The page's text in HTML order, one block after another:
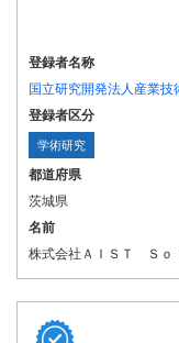
登録者名称
国立研究開発法人産業技
登録者区分
学術研究
都道府県
茨城県
名前
株式会社ＡＩＳＴ Ｓｏ